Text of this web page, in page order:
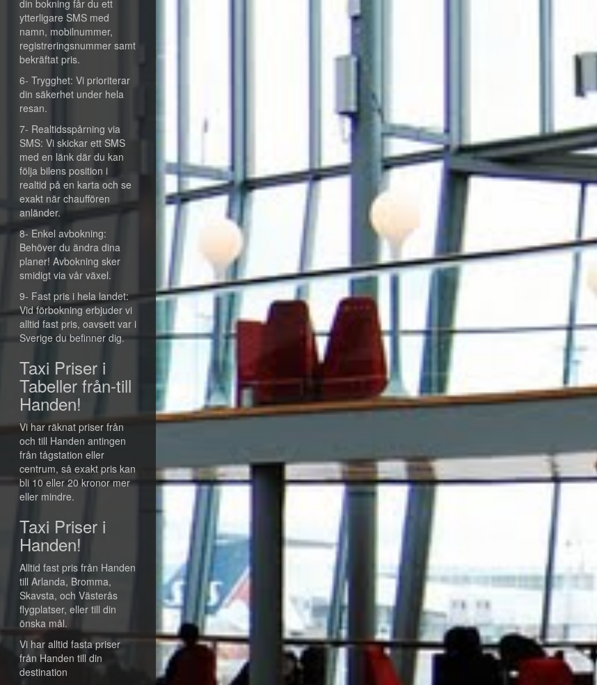
din bokning får du ett
ytterligare SMS med
namn, mobilnummer,
registreringsnummer samt
bekräftat pris.
6- Trygghet: Vi prioriterar
din säkerhet under hela
resan.
7- Realtidsspårning via
SMS: Vi skickar ett SMS
med en länk där du kan
följa bilens position i
realtid på en karta och se
exakt när chauffören
anländer.
8- Enkel avbokning:
Behöver du ändra dina
planer! Avbokning sker
smidigt via vår växel.
9- Fast pris i hela landet:
Vid förbokning erbjuder vi
alltid fast pris, oavsett var i
Sverige du befinner dig.
Taxi Priser i
Tabeller från-till
Handen!
Vi har räknat priser från
och till Handen antingen
från tågstation eller
centrum, så exakt pris kan
bli 10 eller 20 kronor mer
eller mindre.
Taxi Priser i
Handen!
Alltid fast pris från Handen
till Arlanda, Bromma,
Skavsta, och Västerås
flygplatser, eller till din
önska mål.
Vi har alltid fasta priser
från Handen till din
destination